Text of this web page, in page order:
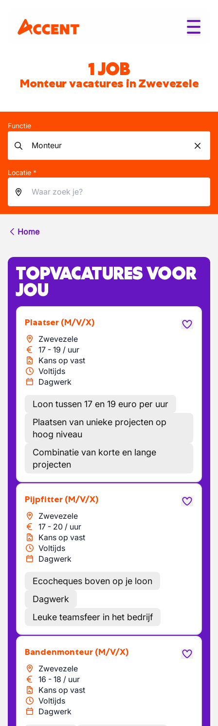
1 JOB
Monteur vacatures in Zwevezele
Functie
Locatie *
Home
TOPVACATURES VOOR
JOU
Plaatser (M/V/X)
Zwevezele
17 - 19 / uur
Kans op vast
Voltijds
Dagwerk
Loon tussen 17 en 19 euro per uur
Plaatsen van unieke projecten op
hoog niveau
Combinatie van korte en lange
projecten
Pijpfitter (M/V/X)
Zwevezele
17 - 20 / uur
Kans op vast
Voltijds
Dagwerk
Ecocheques boven op je loon
Dagwerk
Leuke teamsfeer in het bedrijf
Bandenmonteur (M/V/X)
Zwevezele
16 - 18 / uur
Kans op vast
Voltijds
Dagwerk